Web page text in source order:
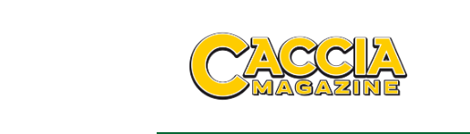
Caccia
Magazine